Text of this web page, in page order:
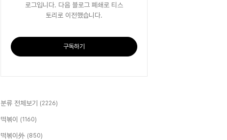
로그입니다. 다음 블로그 폐쇄로 티스
토리로 이전했습니다.
구독하기
분류 전체보기 (2226)
떡볶이 (1160)
떡볶이外 (850)